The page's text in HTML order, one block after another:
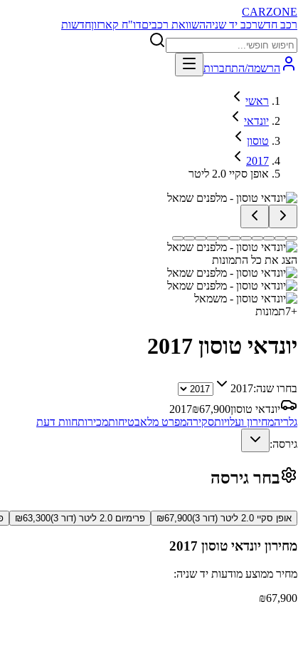
CARZONE
רכב חדשרכב יד שניההשוואת רכביםדו"ח קארזוןחדשות
הרשמה/התחברות
ראשי
יונדאי
טוסון
2017
אופן סקיי 2.0 ליטר
הצג את כל התמונות
+
7תמונות
יונדאי טוסון 2017
בחרו שנה:2017
יונדאי טוסון
2017₪67,900
גלריהמחירון ועלויותסקירהמפרט מלאבטיחותמכירותחוות דעת
גירסה:
בחר גירסה
אופן סקיי 2.0 ליטר (דור 3) ₪67,900 פרימיום 2.0 ליטר (דור 3) ₪63,300
מחירון יונדאי טוסון 2017
מחיר ממוצע מודעות יד שניה:
₪67,900